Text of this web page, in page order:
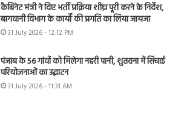
कैबिनेट मंत्री ने दिए भर्ती प्रक्रिया शीघ्र पूरी करने के निर्देश,
बागवानी विभाग के कार्यों की प्रगति का लिया जायजा
31 July 2026 - 12:12 PM
पंजाब के 56 गांवों को मिलेगा नहरी पानी, शुतराना में सिंचाई
परियोजनाओं का उद्घाटन
31 July 2026 - 11:31 AM